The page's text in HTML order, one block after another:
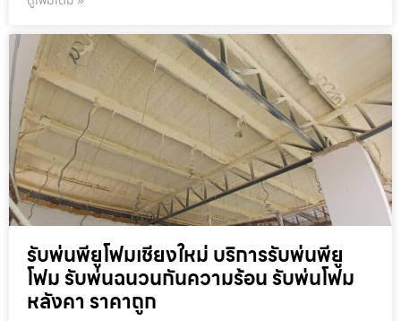
รับพ่นพียูโฟมเชียงใหม่ บริการรับพ่นพียู
โฟม รับพ่นฉนวนกันความร้อน รับพ่นโฟม
หลังคา ราคาถูก